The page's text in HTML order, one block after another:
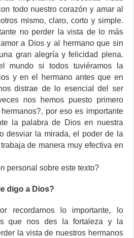
todo nuestro corazón y amar al
mismo, claro, corto y simple.
no perder la vista de lo más
a Dios y al hermano que sin
gran alegría y felicidad plena.
mundo si todos tuviéramos la
y en el hermano antes que en
distrae de lo esencial del ser
nos hemos puesto primero
por eso es importante
la palabra de Dios en nuestra
desviar la mirada, el poder de la
de manera muy efectiva en
personal sobre este texto?
digo a Dios?
recordarnos lo importante, lo
que nos des la fortaleza y la
la vista de nuestros hermanos